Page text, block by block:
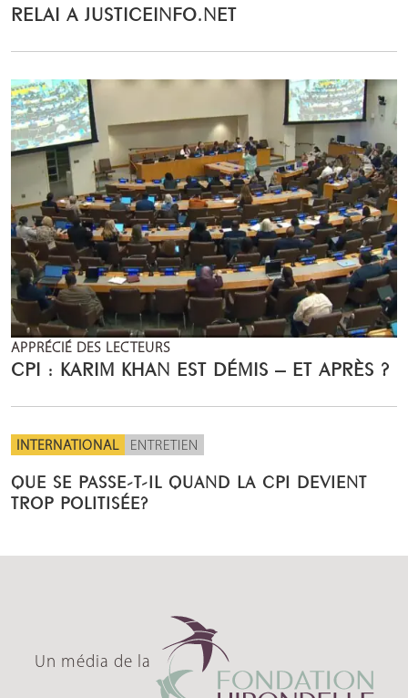
RELAI A JUSTICEINFO.NET
APPRÉCIÉ DES LECTEURS
CPI : KARIM KHAN EST DÉMIS – ET APRÈS ?
INTERNATIONAL ENTRETIEN
QUE SE PASSE-T-IL QUAND LA CPI DEVIENT
TROP POLITISÉE?
Un média de la